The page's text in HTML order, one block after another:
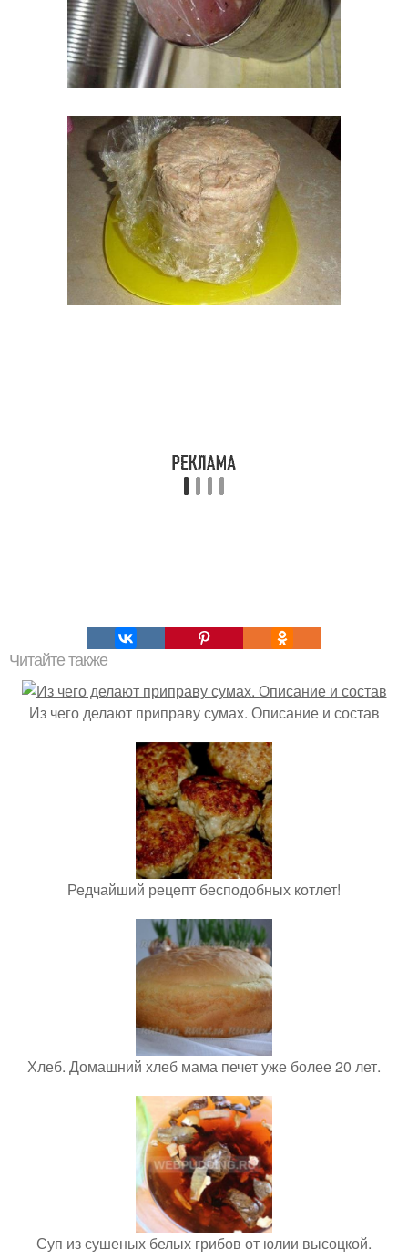
Читайте также
Из чего делают приправу сумах. Описание и состав
Редчайший рецепт бесподобных котлет!
Хлеб. Домашний хлеб мама печет уже более 20 лет.
Суп из сушеных белых грибов от юлии высоцкой.